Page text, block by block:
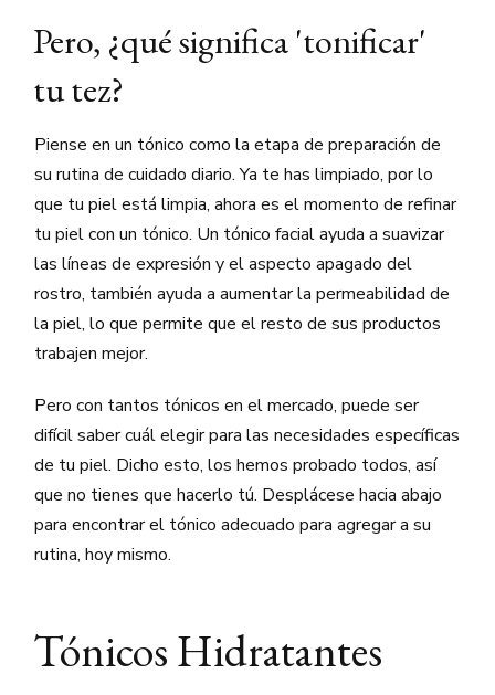
Pero, ¿qué significa 'tonificar'
tu tez?
Piense en un tónico como la etapa de preparación de
su rutina de cuidado diario. Ya te has limpiado, por lo
que tu piel está limpia, ahora es el momento de refinar
tu piel con un tónico. Un tónico facial ayuda a suavizar
las líneas de expresión y el aspecto apagado del
rostro, también ayuda a aumentar la permeabilidad de
la piel, lo que permite que el resto de sus productos
trabajen mejor.
Pero con tantos tónicos en el mercado, puede ser
difícil saber cuál elegir para las necesidades específicas
de tu piel. Dicho esto, los hemos probado todos, así
que no tienes que hacerlo tú. Desplácese hacia abajo
para encontrar el tónico adecuado para agregar a su
rutina, hoy mismo.
Tónicos Hidratantes